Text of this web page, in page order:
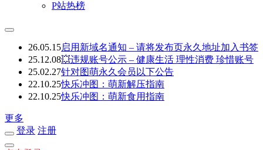
P站热榜
26.05.15启用新域名通知 – 请将发布页永久地址加入书签
25.12.08💥违规账号公示 – 健康生活 理性消费 珍惜账号
25.02.27针对图萌永久会员以下公告
22.10.25快乐冲图：萌新解压指南
22.10.25快乐冲图：萌新食用指南
更多
登录 注册